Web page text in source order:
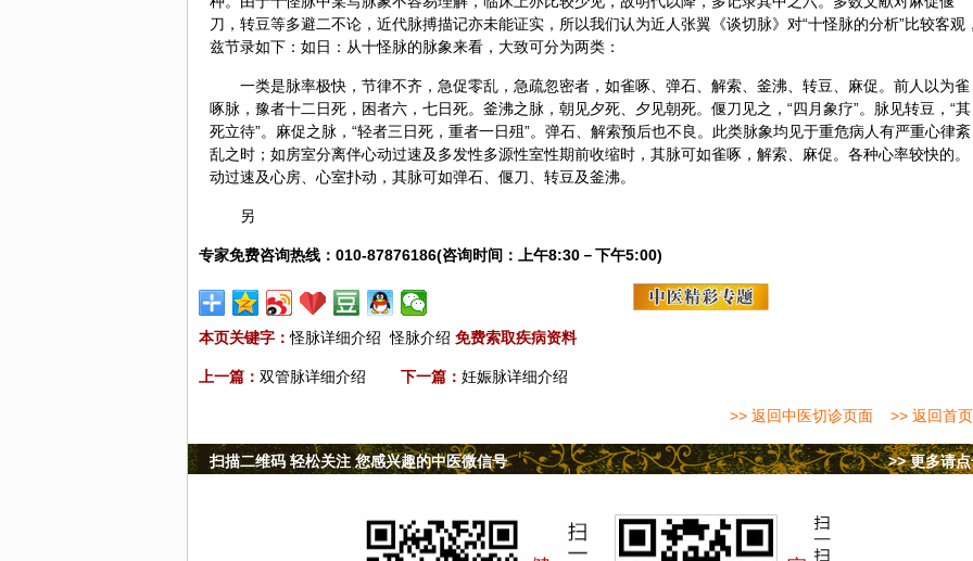
刀，转豆等多避二不论，近代脉搏描记亦未能证实，所以我们认为近人张翼《谈切脉》对“十怪脉的分析”比较客观
兹节录如下：如日：从十怪脉的脉象来看，大致可分为两类：
一类是脉率极快，节律不齐，急促零乱，急疏忽密者，如雀啄、弹石、解索、釜沸、转豆、麻促。前人以为雀
啄脉，豫者十二日死，困者六，七日死。釜沸之脉，朝见夕死、夕见朝死。偃刀见之，“四月象疗”。脉见转豆，“其
死立待”。麻促之脉，“轻者三日死，重者一日殂”。弹石、解索预后也不良。此类脉象均见于重危病人有严重心律紊
乱之时；如房室分离伴心动过速及多发性多源性室性期前收缩时，其脉可如雀啄，解索、麻促。各种心率较快的。
动过速及心房、心室扑动，其脉可如弹石、偃刀、转豆及釜沸。
另
专家免费咨询热线：010-87876186(咨询时间：上午8:30－下午5:00)
本页关键字：怪脉详细介绍 怪脉介绍 免费索取疾病资料
上一篇： 双管脉详细介绍 下一篇： 妊娠脉详细介绍
>> 返回中医切诊页面 >> 返回首页
>> 更多请
扫描二维码 轻松关注 您感兴趣的中医微信号